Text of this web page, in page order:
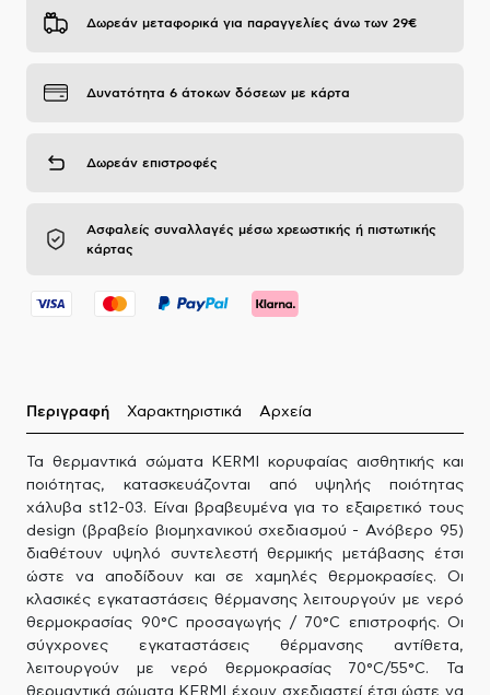
Δωρεάν μεταφορικά για παραγγελίες άνω των 29€
Δυνατότητα 6 άτοκων δόσεων με κάρτα
Δωρεάν επιστροφές
Ασφαλείς συναλλαγές μέσω χρεωστικής ή πιστωτικής
κάρτας
Περιγραφή Χαρακτηριστικά Αρχεία
Τα θερμαντικά σώματα KERMI κορυφαίας αισθητικής και
ποιότητας, κατασκευάζονται από υψηλής ποιότητας
χάλυβα st12-03. Είναι βραβευμένα για το εξαιρετικό τους
design (βραβείο βιομηχανικού σχεδιασμού - Ανόβερο 95)
διαθέτουν υψηλό συντελεστή θερμικής μετάβασης έτσι
ώστε να αποδίδουν και σε χαμηλές θερμοκρασίες. Οι
κλασικές εγκαταστάσεις θέρμανσης λειτουργούν με νερό
θερμοκρασίας 90°C προσαγωγής / 70°C επιστροφής. Οι
σύγχρονες εγκαταστάσεις θέρμανσης αντίθετα,
λειτουργούν με νερό θερμοκρασίας 70°C/55°C. Τα